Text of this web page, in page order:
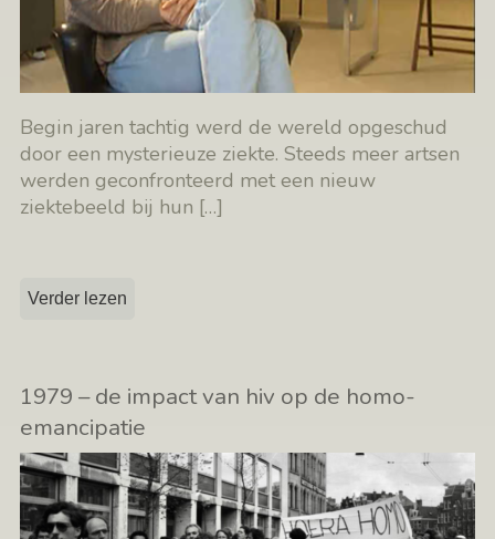
Begin jaren tachtig werd de wereld opgeschud
door een mysterieuze ziekte. Steeds meer artsen
werden geconfronteerd met een nieuw
ziektebeeld bij hun […]
Verder lezen
1979 – de impact van hiv op de homo-
emancipatie